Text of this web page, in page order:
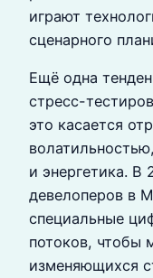
играют
сценарного
Ещё одна
стресс-
это касается
и энергетика. В
девелоперов в
специальные
потоков, чтобы
изменяющихся